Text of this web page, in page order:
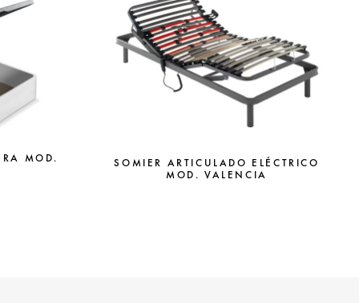
MOD.
SOMIER ARTICULADO ELÉCTRICO
MOD. VALENCIA